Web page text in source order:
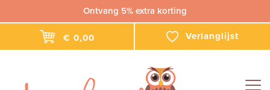
Ontvang 5% extra korting
€ 0,00 Verlanglijst